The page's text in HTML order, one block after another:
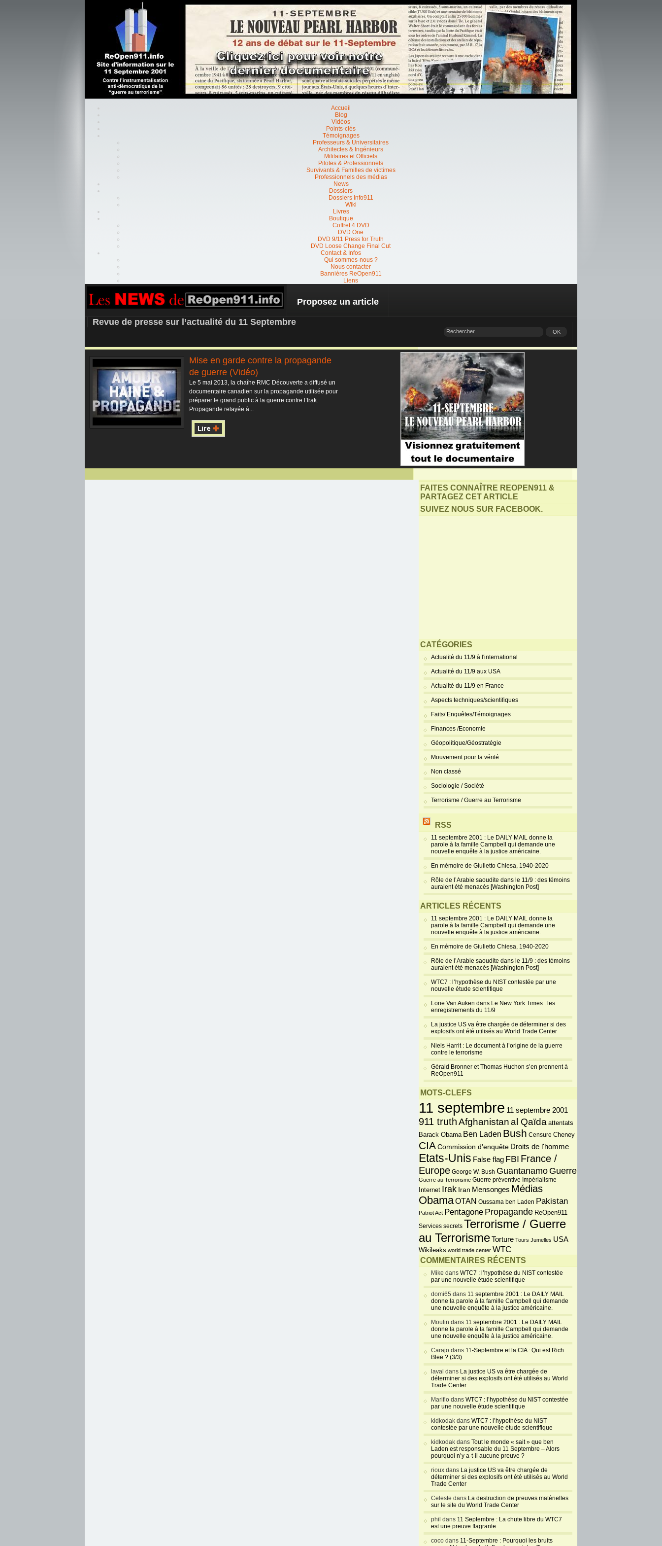
Accueil
Blog
Vidéos
Points-clés
Témoignages
Professeurs & Universitaires
Architectes & Ingénieurs
Militaires et Officiels
Pilotes & Professionnels
Survivants & Familles de victimes
Professionnels des médias
News
Dossiers
Dossiers Info911
Wiki
Livres
Boutique
Coffret 4 DVD
DVD One
DVD 9/11 Press for Truth
DVD Loose Change Final Cut
Contact & Infos
Qui sommes-nous ?
Nous contacter
Bannières ReOpen911
Liens
REOPEN911 – NEWS
Proposez un article
Revue de presse sur l’actualité du 11 Septembre
Mise en garde contre la propagande
de guerre (Vidéo)
Le 5 mai 2013, la chaîne RMC Découverte a diffusé un
documentaire canadien sur la propagande utilisée pour
préparer le grand public à la guerre contre l’Irak.
Propagande relayée à...
FAITES CONNAÎTRE REOPEN911 &
PARTAGEZ CET ARTICLE
SUIVEZ NOUS SUR FACEBOOK.
CATÉGORIES
Actualité du 11/9 à l'international
Actualité du 11/9 aux USA
Actualité du 11/9 en France
Aspects techniques/scientifiques
Faits/ Enquêtes/Témoignages
Finances /Economie
Géopolitique/Géostratégie
Mouvement pour la vérité
Non classé
Sociologie / Société
Terrorisme / Guerre au Terrorisme
RSS
11 septembre 2001 : Le DAILY MAIL donne la
parole à la famille Campbell qui demande une
nouvelle enquête à la justice américaine.
En mémoire de Giulietto Chiesa, 1940-2020
Rôle de l’Arabie saoudite dans le 11/9 : des témoins
auraient été menacés [Washington Post]
ARTICLES RÉCENTS
11 septembre 2001 : Le DAILY MAIL donne la
parole à la famille Campbell qui demande une
nouvelle enquête à la justice américaine.
En mémoire de Giulietto Chiesa, 1940-2020
Rôle de l’Arabie saoudite dans le 11/9 : des témoins
auraient été menacés [Washington Post]
WTC7 : l’hypothèse du NIST contestée par une
nouvelle étude scientifique
Lorie Van Auken dans Le New York Times : les
enregistrements du 11/9
La justice US va être chargée de déterminer si des
explosifs ont été utilisés au World Trade Center
Niels Harrit : Le document à l’origine de la guerre
contre le terrorisme
Gérald Bronner et Thomas Huchon s’en prennent à
ReOpen911
MOTS-CLEFS
11 septembre 11 septembre 2001
911 truthAfghanistanal Qaïda attentats
Barack Obama Ben Laden Bush Censure Cheney
CIA Commission d'enquête Droits de l'homme
Etats-Unis False flag FBI France /
Europe George W. Bush Guantanamo Guerre
Guerre au Terrorisme Guerre préventive Impérialisme
Internet Irak Iran Mensonges Médias
ObamaOTAN Oussama ben Laden Pakistan
Patriot Act Pentagone Propagande ReOpen911
Services secrets Terrorisme / Guerre
au TerrorismeTorture Tours Jumelles USA
Wikileaks world trade center WTC
COMMENTAIRES RÉCENTS
Mike dans WTC7 : l’hypothèse du NIST contestée
par une nouvelle étude scientifique
domi65 dans 11 septembre 2001 : Le DAILY MAIL
donne la parole à la famille Campbell qui demande
une nouvelle enquête à la justice américaine.
Moulin dans 11 septembre 2001 : Le DAILY MAIL
donne la parole à la famille Campbell qui demande
une nouvelle enquête à la justice américaine.
Carajo dans 11-Septembre et la CIA : Qui est Rich
Blee ? (3/3)
laval dans La justice US va être chargée de
déterminer si des explosifs ont été utilisés au World
Trade Center
Mariflo dans WTC7 : l’hypothèse du NIST contestée
par une nouvelle étude scientifique
kidkodak dans WTC7 : l’hypothèse du NIST
contestée par une nouvelle étude scientifique
kidkodak dans Tout le monde « sait » que ben
Laden est responsable du 11 Septembre – Alors
pourquoi n’y a-t-il aucune preuve ?
rioux dans La justice US va être chargée de
déterminer si des explosifs ont été utilisés au World
Trade Center
Celeste dans La destruction de preuves matérielles
sur le site du World Trade Center
phil dans 11 Septembre : La chute libre du WTC7
est une preuve flagrante
coco dans 11-Septembre : Pourquoi les bruits